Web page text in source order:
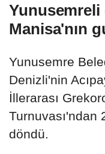
Manisa'nın
Yunusemre
Denizli'nin
İllerarası
Turnuvası'ndan
döndü.